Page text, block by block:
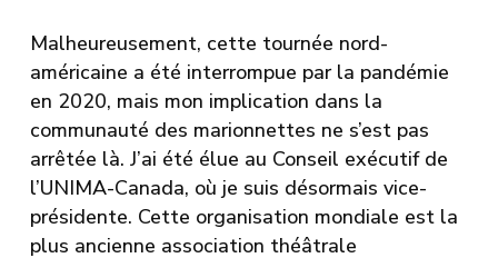
Malheureusement, cette tournée nord-
américaine a été interrompue par la pandémie
en 2020, mais mon implication dans la
communauté des marionnettes ne s’est pas
arrêtée là. J’ai été élue au Conseil exécutif de
l’UNIMA-Canada, où je suis désormais vice-
présidente. Cette organisation mondiale est la
plus ancienne association théâtrale